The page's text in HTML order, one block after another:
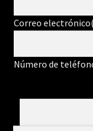
Correo electrónico
Número de